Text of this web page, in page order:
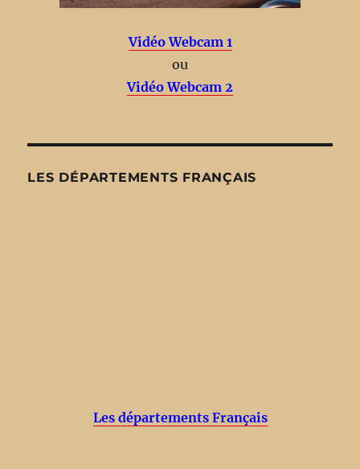
Vidéo Webcam 1
ou
Vidéo Webcam 2
LES DÉPARTEMENTS FRANÇAIS
Les départements Français